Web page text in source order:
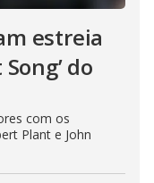
estreia
do
com os
Plant e John